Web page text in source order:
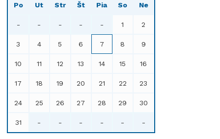
Po Ut Str Št Pia So Ne
- - - - - 1 2
3 4 5 6 7 8 9
10 11 12 13 14 15 16
17 18 19 20 21 22 23
24 25 26 27 28 29 30
31 - - - - - -